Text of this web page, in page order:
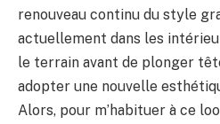
renouveau continu du style
actuellement dans les
le terrain avant de plonger
adopter une nouvelle
Alors, pour m’habituer à ce